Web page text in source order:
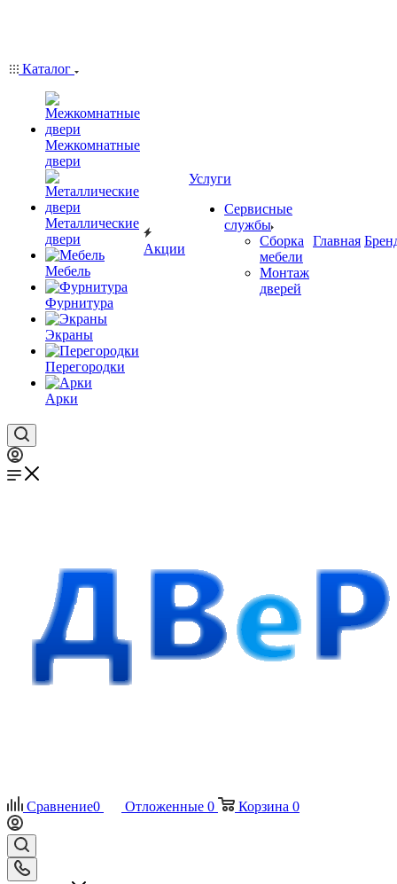
Каталог
Межкомнатные
двери
Металлические
двери
Мебель
Фурнитура
Экраны
Перегородки
Арки
Акции
Услуги
Сервисные
службы
Сборка
мебели
Монтаж
дверей
Главная
Сравнение0 Отложенные 0 Корзина 0